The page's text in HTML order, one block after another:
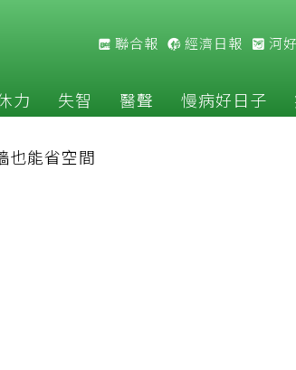
聯合報 經濟日報 河
力 失智 醫聲 慢病好日子
也能省空間